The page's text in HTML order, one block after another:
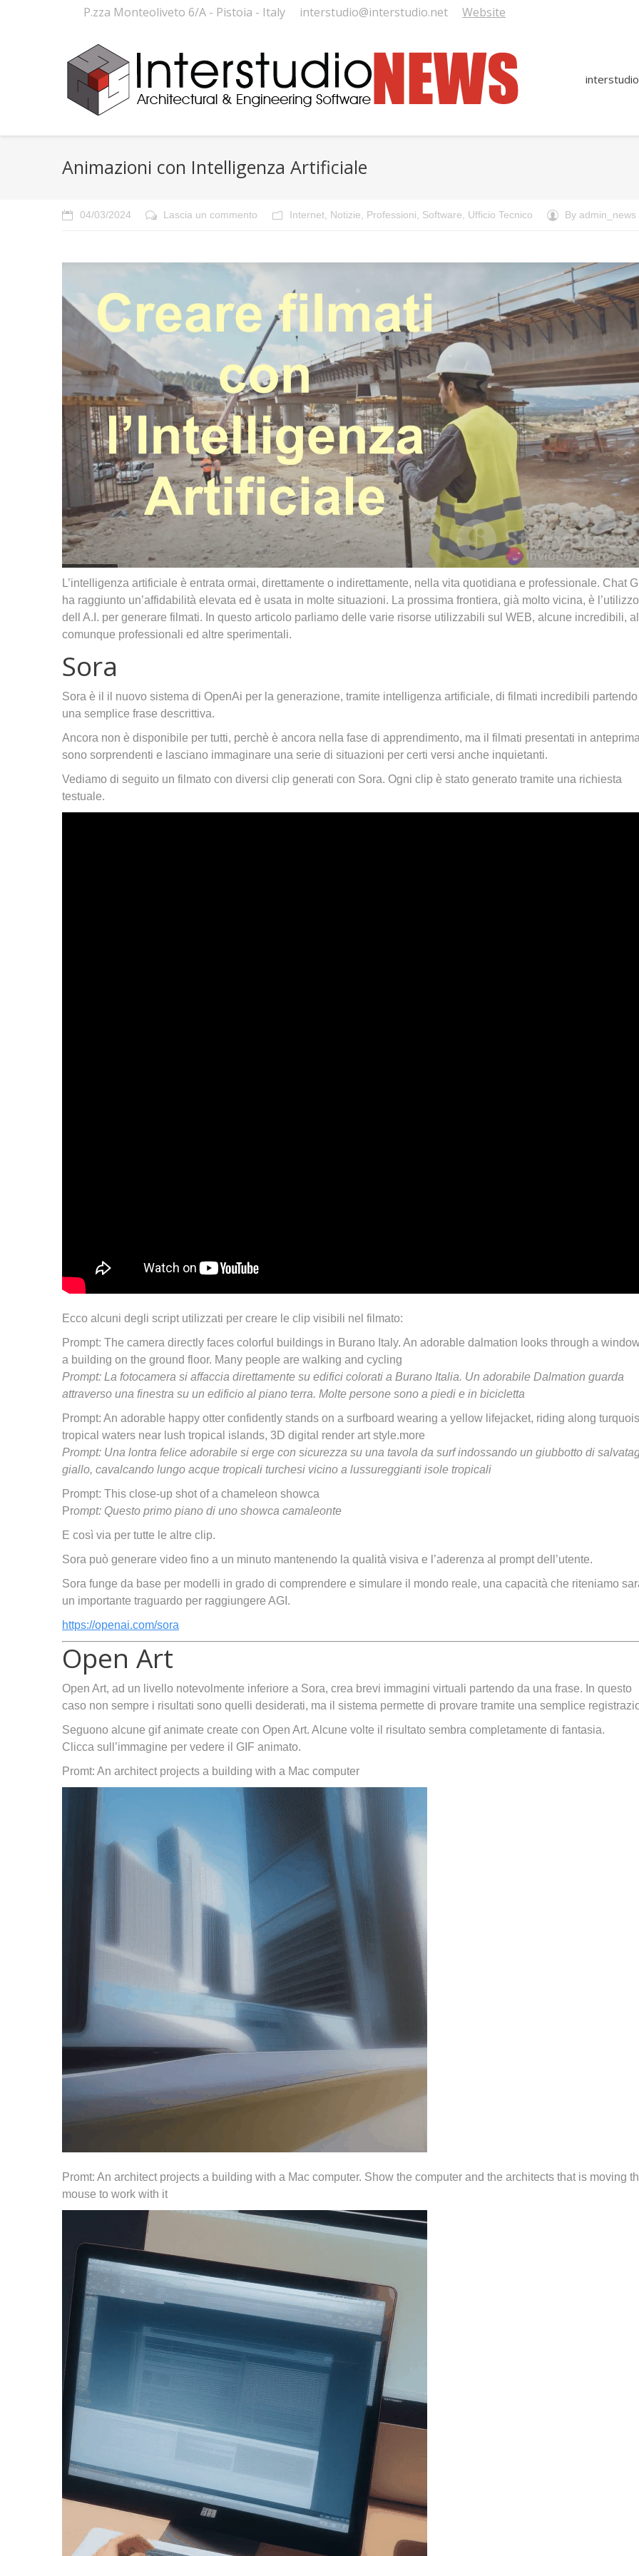
P.zza Monteoliveto 6/A - Pistoia - Italy interstudio@interstudio.net Website
Animazioni con Intelligenza Artificiale
04/03/2024 Lascia un commento Internet Notizie Professioni Software Ufficio Tecnico By admin_news
L’intelligenza artificiale è entrata ormai, direttamente o indirettamente, nella vita quotidiana e professionale. Chat
ha raggiunto un’affidabilità elevata ed è usata in molte situazioni. La prossima frontiera, già molto vicina, è l’utilizzo
dell A.I. per generare filmati. In questo articolo parliamo delle varie risorse utilizzabili sul WEB, alcune incredibili,
comunque professionali ed altre sperimentali.
Sora
Sora è il il nuovo sistema di OpenAi per la generazione, tramite intelligenza artificiale, di filmati incredibili
una semplice frase descrittiva.
Ancora non è disponibile per tutti, perchè è ancora nella fase di apprendimento, ma il filmati presentati in
sono sorprendenti e lasciano immaginare una serie di situazioni per certi versi anche inquietanti.
Vediamo di seguito un filmato con diversi clip generati con Sora. Ogni clip è stato generato tramite una richiesta
testuale.
Ecco alcuni degli script utilizzati per creare le clip visibili nel filmato:
Prompt: The camera directly faces colorful buildings in Burano Italy. An adorable dalmation looks through a
a building on the ground floor. Many people are walking and cycling
Prompt: La fotocamera si affaccia direttamente su edifici colorati a Burano Italia. Un adorabile Dalmation guarda
attraverso una finestra su un edificio al piano terra. Molte persone sono a piedi e in bicicletta
Prompt: An adorable happy otter confidently stands on a surfboard wearing a yellow lifejacket, riding along
tropical waters near lush tropical islands, 3D digital render art style.more
Prompt: Una lontra felice adorabile si erge con sicurezza su una tavola da surf indossando un giubbotto di
giallo, cavalcando lungo acque tropicali turchesi vicino a lussureggianti isole tropicali
Prompt: This close-up shot of a chameleon showca
Prompt: Questo primo piano di uno showca camaleonte
E così via per tutte le altre clip.
Sora può generare video fino a un minuto mantenendo la qualità visiva e l’aderenza al prompt dell’utente.
Sora funge da base per modelli in grado di comprendere e simulare il mondo reale, una capacità che riteniamo
un importante traguardo per raggiungere AGI.
https://openai.com/sora
Open Art
Open Art, ad un livello notevolmente inferiore a Sora, crea brevi immagini virtuali partendo da una frase. In questo
caso non sempre i risultati sono quelli desiderati, ma il sistema permette di provare tramite una semplice
Seguono alcune gif animate create con Open Art. Alcune volte il risultato sembra completamente di fantasia.
Clicca sull’immagine per vedere il GIF animato.
Promt: An architect projects a building with a Mac computer
Promt: An architect projects a building with a Mac computer. Show the computer and the architects that is moving
mouse to work with it